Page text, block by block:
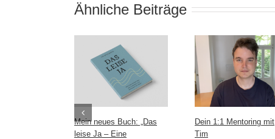
Ähnliche Beiträge
Mein neues Buch: „Das
leise Ja – Eine
Dein 1:1 Mentoring mit
Tim